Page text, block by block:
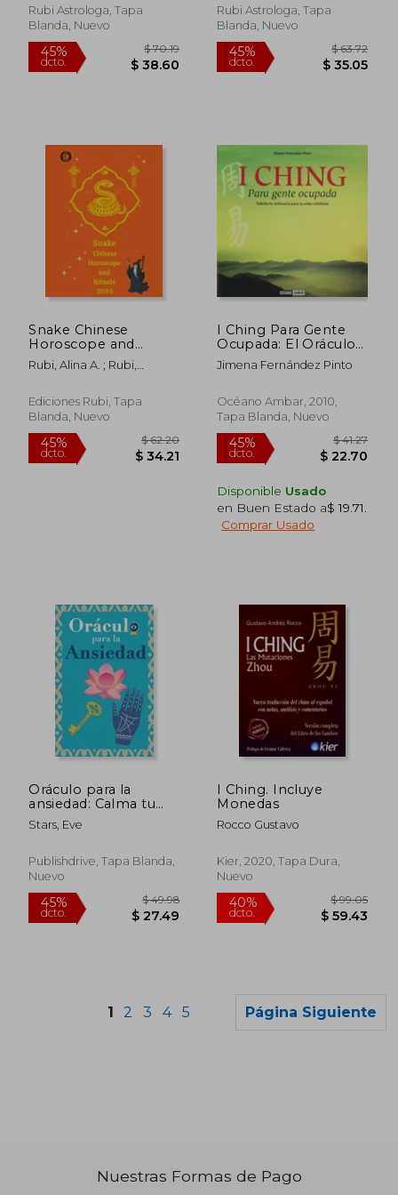
dcto. $
45%
dcto. $ 35.95
Rubi Astrologa, Tapa
Blanda, Nuevo
Rubi Astrologa, Tapa
Blanda, Nuevo
Snake Chinese
Horoscope and
Rituals 2024 (en
Inglés)
Rubi, Alina A. ; Rubi,
Ediciones Rubi, Tapa
Blanda, Nuevo
I Ching Para Gente
Ocupada: El Oráculo
más Poderoso en tus
Manos (Estilos de
Jimena Fernández Pinto
Océano Ambar, 2010,
Tapa Blanda, Nuevo
Disponible Usado
en Buen Estado a$ 19.71
Comprar Usado
Oráculo para la
ansiedad: Calma tu
ansiedad. Pregunta al
Libro Oráculo y te
para tomar las
decisiones correctas
Stars, Eve
Publishdrive, Tapa Blanda,
Nuevo
I Ching. Incluye
Monedas
Rocco Gustavo
Kier, 2020, Tapa Dura,
Nuevo
1 2 3 4 5 Página Siguiente
Nuestras Formas de Pago